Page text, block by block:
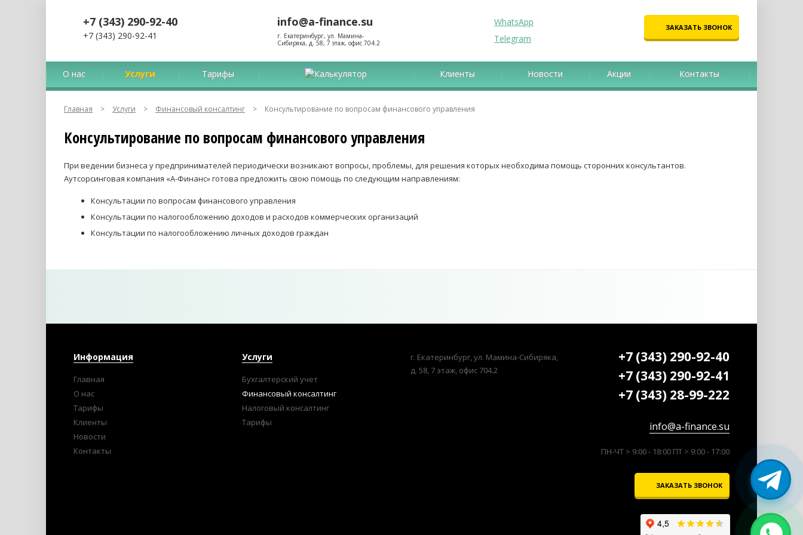
+7 (343) 290-92-40
+7 (343) 290-92-41
info@a-finance.su
г. Екатеринбург, ул. Мамина-
Сибиряка, д. 58, 7 этаж, офис 704.2
WhatsApp
Telegram
ЗАКАЗАТЬ ЗВОНОК
О нас Услуги Тарифы Калькулятор Клиенты Новости Акции Контакты
Главная > Услуги > Финансовый консалтинг > Консультирование по вопросам финансового управления
Консультирование по вопросам финансового управления
При ведении бизнеса у предпринимателей периодически возникают вопросы, проблемы, для решения которых необходима помощь сторонних консультантов.
Аутсорсинговая компания «А-Финанс» готова предложить свою помощь по следующим направлениям:
Консультации по вопросам финансового управления
Консультации по налогообложению доходов и расходов коммерческих организаций
Консультации по налогообложению личных доходов граждан
Информация
Главная
О нас
Тарифы
Клиенты
Новости
Контакты
Услуги
Бухгалтерский учет
Финансовый консалтинг
Налоговый консалтинг
Тарифы
г. Екатеринбург, ул. Мамина-Сибиряка,
д. 58, 7 этаж, офис 704.2
+7 (343) 290-92-40
+7 (343) 290-92-41
+7 (343) 28-99-222
info@a-finance.su
ПН-ЧТ > 9:00 - 18:00 ПТ > 9:00 - 17:00
ЗАКАЗАТЬ ЗВОНОК